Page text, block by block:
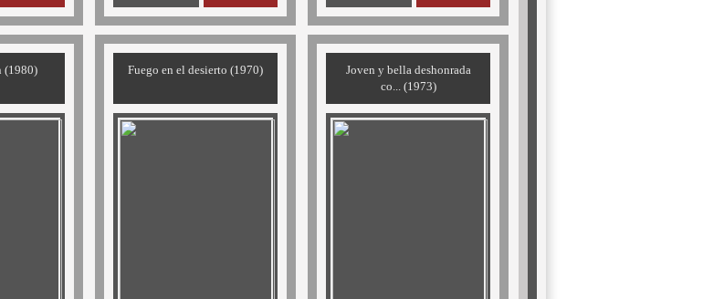
(1980) Fuego en el desierto (1970)
Joven y bella deshonrada
co... (1973)